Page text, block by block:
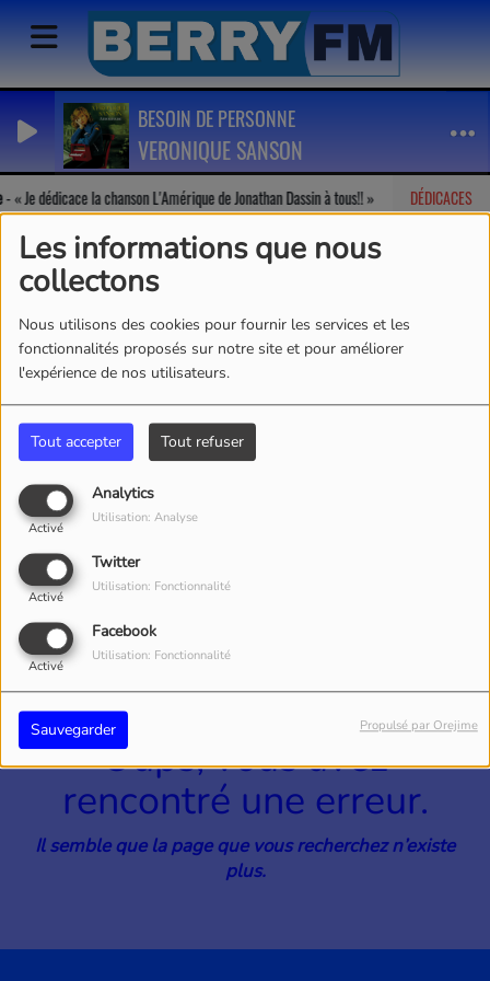
Les informations que nous
collectons
Nous utilisons des cookies pour fournir les services et les
fonctionnalités proposés sur notre site et pour améliorer
l'expérience de nos utilisateurs.
Tout accepter Tout refuser
Analytics
Activé
Utilisation: Analyse
Twitter
Activé
Utilisation: Fonctionnalité
Facebook
Activé
Utilisation: Fonctionnalité
Sauvegarder Propulsé par Orejime
BESOIN DE PERSONNE
VERONIQUE SANSON
DÉDICACES
Je dédicace la chanson L'Amérique de Jonathan Dassin à tous!!
Oups, vous avez
rencontré une erreur.
Il semble que la page que vous recherchez n’existe
plus.